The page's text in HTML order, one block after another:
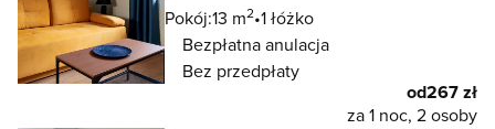
Pokój:13 m2 1 łóżko
Bezpłatna anulacja
Bez przedpłaty
od267 zł
za 1 noc, 2 osoby